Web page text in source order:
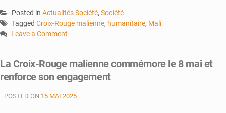
Posted in Actualités Société, Société
Tagged Croix-Rouge malienne, humanitaire, Mali
Leave a Comment
Anticipatoire
:
Croix-
La Croix-Rouge malienne commémore le 8 mai et
renforce son engagement
POSTED ON 15 MAI 2025